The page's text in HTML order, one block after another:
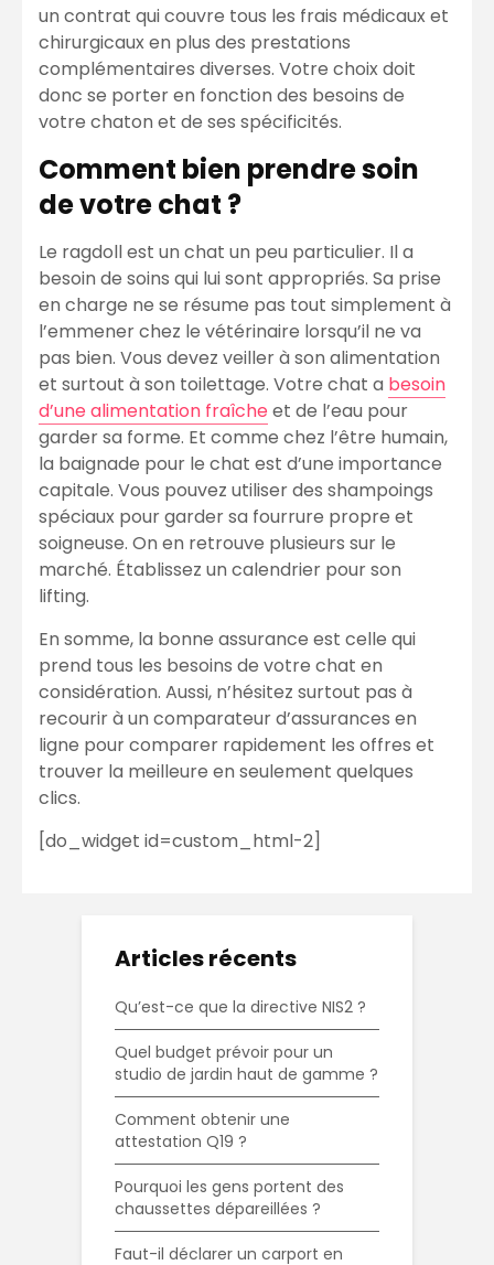
un contrat qui couvre tous les frais médicaux et
chirurgicaux en plus des prestations
complémentaires diverses. Votre choix doit
donc se porter en fonction des besoins de
votre chaton et de ses spécificités.
Comment bien prendre soin
de votre chat ?
Le ragdoll est un chat un peu particulier. Il a
besoin de soins qui lui sont appropriés. Sa prise
en charge ne se résume pas tout simplement à
l’emmener chez le vétérinaire lorsqu’il ne va
pas bien. Vous devez veiller à son alimentation
et surtout à son toilettage. Votre chat a besoin
d’une alimentation fraîcheet de l’eau pour
garder sa forme. Et comme chez l’être humain,
la baignade pour le chat est d’une importance
capitale. Vous pouvez utiliser des shampoings
spéciaux pour garder sa fourrure propre et
soigneuse. On en retrouve plusieurs sur le
marché. Établissez un calendrier pour son
lifting.
En somme, la bonne assurance est celle qui
prend tous les besoins de votre chat en
considération. Aussi, n’hésitez surtout pas à
recourir à un comparateur d’assurances en
ligne pour comparer rapidement les offres et
trouver la meilleure en seulement quelques
clics.
[do_widget id=custom_html-2]
Articles récents
Qu’est-ce que la directive NIS2 ?
Quel budget prévoir pour un
studio de jardin haut de gamme ?
Comment obtenir une
attestation Q19 ?
Pourquoi les gens portent des
chaussettes dépareillées ?
Faut-il déclarer un carport en